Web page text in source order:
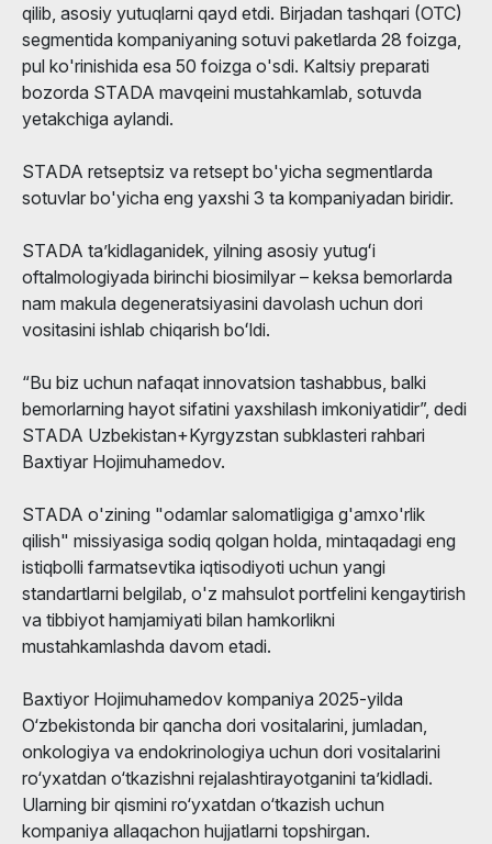
qilib, asosiy yutuqlarni qayd etdi. Birjadan tashqari (OTC)
segmentida kompaniyaning sotuvi paketlarda 28 foizga,
pul ko'rinishida esa 50 foizga o'sdi. Kaltsiy preparati
bozorda STADA mavqeini mustahkamlab, sotuvda
yetakchiga aylandi.
STADA retseptsiz va retsept bo'yicha segmentlarda
sotuvlar bo'yicha eng yaxshi 3 ta kompaniyadan biridir.
STADA taʼkidlaganidek, yilning asosiy yutugʻi
oftalmologiyada birinchi biosimilyar – keksa bemorlarda
nam makula degeneratsiyasini davolash uchun dori
vositasini ishlab chiqarish boʻldi.
“Bu biz uchun nafaqat innovatsion tashabbus, balki
bemorlarning hayot sifatini yaxshilash imkoniyatidir”, dedi
STADA Uzbekistan+Kyrgyzstan subklasteri rahbari
Baxtiyar Hojimuhamedov.
STADA o'zining "odamlar salomatligiga g'amxo'rlik
qilish" missiyasiga sodiq qolgan holda, mintaqadagi eng
istiqbolli farmatsevtika iqtisodiyoti uchun yangi
standartlarni belgilab, o'z mahsulot portfelini kengaytirish
va tibbiyot hamjamiyati bilan hamkorlikni
mustahkamlashda davom etadi.
Baxtiyor Hojimuhamedov kompaniya 2025-yilda
O‘zbekistonda bir qancha dori vositalarini, jumladan,
onkologiya va endokrinologiya uchun dori vositalarini
ro‘yxatdan o‘tkazishni rejalashtirayotganini ta’kidladi.
Ularning bir qismini ro‘yxatdan o‘tkazish uchun
kompaniya allaqachon hujjatlarni topshirgan.